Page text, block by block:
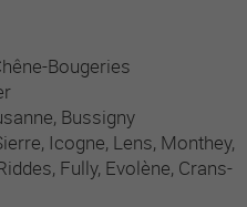
Bougeries
Bussigny
Icogne Lens Monthey
Fully Evolène Crans-